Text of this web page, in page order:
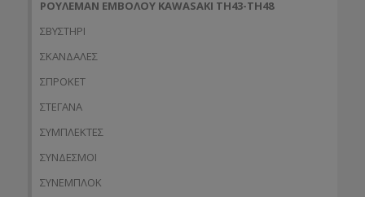
ΡΟΥΛΕΜΑΝ ΕΜΒΟΛΟΥ KAWASAKI TH43-TH48
ΣΒΥΣΤΗΡΙ
ΣΚΑΝΔΑΛΕΣ
ΣΠΡΟΚΕΤ
ΣΤΕΓΑΝΑ
ΣΥΜΠΛΕΚΤΕΣ
ΣΥΝΔΕΣΜΟΙ
ΣΥΝΕΜΠΛΟΚ